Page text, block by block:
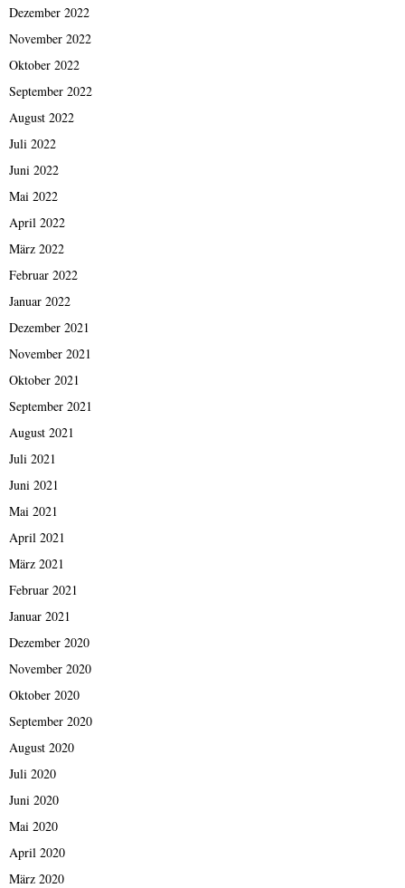
Dezember 2022
November 2022
Oktober 2022
September 2022
August 2022
Juli 2022
Juni 2022
Mai 2022
April 2022
März 2022
Februar 2022
Januar 2022
Dezember 2021
November 2021
Oktober 2021
September 2021
August 2021
Juli 2021
Juni 2021
Mai 2021
April 2021
März 2021
Februar 2021
Januar 2021
Dezember 2020
November 2020
Oktober 2020
September 2020
August 2020
Juli 2020
Juni 2020
Mai 2020
April 2020
März 2020